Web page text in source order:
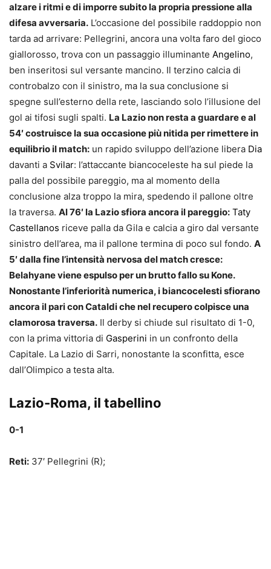
alzare i ritmi e di imporre subito la propria pressione alla
difesa avversaria. L’occasione del possibile raddoppio non
tarda ad arrivare: Pellegrini, ancora una volta faro del gioco
giallorosso, trova con un passaggio illuminante Angelino,
ben inseritosi sul versante mancino. Il terzino calcia di
controbalzo con il sinistro, ma la sua conclusione si
spegne sull’esterno della rete, lasciando solo l’illusione del
gol ai tifosi sugli spalti. La Lazio non resta a guardare e al
54′ costruisce la sua occasione più nitida per rimettere in
equilibrio il match: un rapido sviluppo dell’azione libera Dia
davanti a Svilar: l’attaccante biancoceleste ha sul piede la
palla del possibile pareggio, ma al momento della
conclusione alza troppo la mira, spedendo il pallone oltre
la traversa. Al 76′ la Lazio sfiora ancora il pareggio: Taty
Castellanos riceve palla da Gila e calcia a giro dal versante
sinistro dell’area, ma il pallone termina di poco sul fondo. A
5′ dalla fine l’intensità nervosa del match cresce:
Belahyane viene espulso per un brutto fallo su Kone.
Nonostante l’inferiorità numerica, i biancocelesti sfiorano
ancora il pari con Cataldi che nel recupero colpisce una
clamorosa traversa. Il derby si chiude sul risultato di 1-0,
con la prima vittoria di Gasperini in un confronto della
Capitale. La Lazio di Sarri, nonostante la sconfitta, esce
dall’Olimpico a testa alta.
Lazio-Roma, il tabellino
0-1
Reti: 37′ Pellegrini (R);